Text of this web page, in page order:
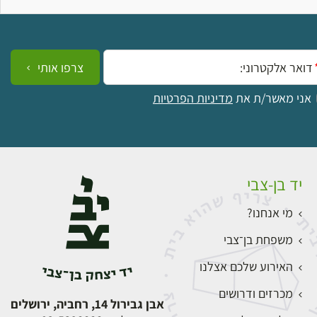
אני מאשר/ת את מדיניות הפרטיות
צרפו אותי
יד בן-צבי
מי אנחנו?
משפחת בן־צבי
האירוע שלכם אצלנו
מכרזים ודרושים
אבן גבירול 14, רחביה, ירושלים